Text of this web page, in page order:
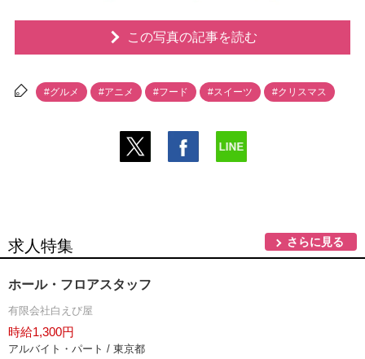
この写真の記事を読む
#グルメ #アニメ #フード #スイーツ #クリスマス
求人特集 さらに見る
ホール・フロアスタッフ
有限会社白えび屋
時給1,300円
アルバイト・パート / 東京都